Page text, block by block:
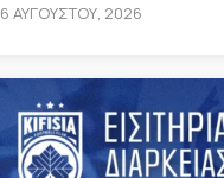
6 ΑΥΓΟΎΣΤΟΥ, 2026